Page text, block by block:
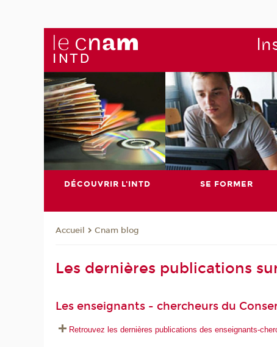
DÉCOUVRIR L'INTD SE FORMER
Accueil Cnam blog
Les dernières publications
Les enseignants - chercheurs du
Retrouvez les dernières publications des enseignants-